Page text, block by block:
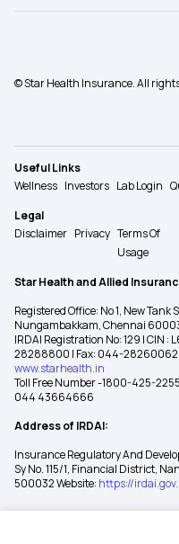
© Star Health Insurance. All
Useful Links
Wellness Investors Lab Login
Legal
Disclaimer Privacy Terms Of
Usage
Star Health and Allied
Registered Office: No 1, New
Nungambakkam, Chennai
IRDAI Registration No: 129 | CIN
28288800 | Fax: 044-28260062
www.starhealth.in
Toll Free Number -1800-425-
044 43664666
Address of IRDAI:
Insurance Regulatory And
Sy No. 115/1, Financial District,
500032 Website: https://